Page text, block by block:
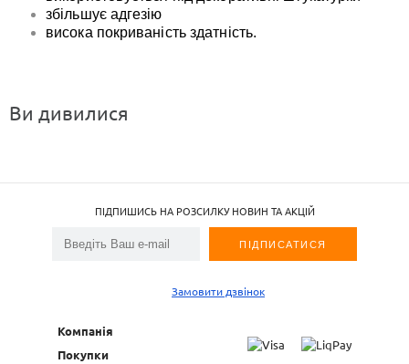
збільшує адгезію
висока покриваність здатність.
Ви дивилися
ПІДПИШИСЬ НА РОЗСИЛКУ НОВИН ТА АКЦІЙ
Замовити дзвінок
Компанія
Покупки